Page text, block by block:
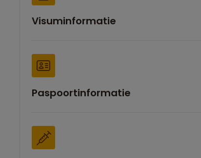
Visuminformatie
Paspoortinformatie